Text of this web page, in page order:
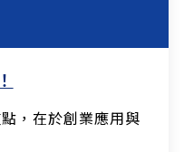
，在於創業應用與